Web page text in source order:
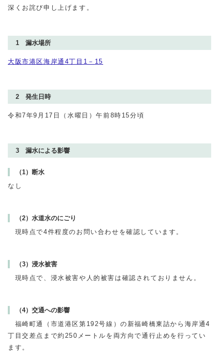
深くお詫び申し上げます。
1 漏水場所
大阪市港区海岸通4丁目1－ 15
2 発生日時
令和7年9月17日（水曜日）午前8時15分頃
3 漏水による影響
（1）断水
なし
（2）水道水のにごり
現時点で4件程度のお問い合わせを確認しています。
（3）浸水被害
現時点で、浸水被害や人的被害は確認されておりません。
（4）交通への影響
福崎町通（市道港区第192号線）の新福崎橋東詰から海岸通4
丁目交差点まで約250メートルを両方向で通行止めを行ってい
ます。